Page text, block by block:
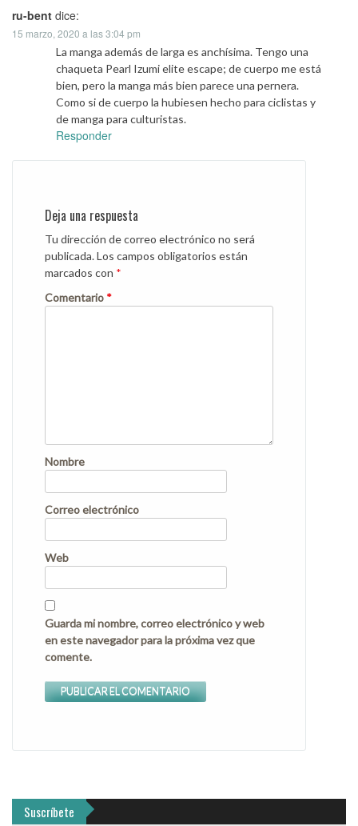
ru-bent dice:
15 marzo, 2020 a las 3:04 pm
La manga además de larga es anchísima. Tengo una
chaqueta Pearl Izumi elite escape; de cuerpo me está
bien, pero la manga más bien parece una pernera.
Como si de cuerpo la hubiesen hecho para ciclistas y
de manga para culturistas.
Responder
Deja una respuesta
Tu dirección de correo electrónico no será
publicada.Los campos obligatorios están
marcados con *
Comentario *
Nombre
Correo electrónico
Web
Guarda mi nombre, correo electrónico y web
en este navegador para la próxima vez que
comente.
Suscríbete